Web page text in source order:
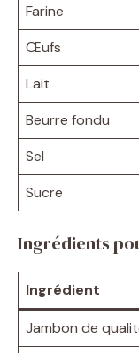
Farine
Œufs
Lait
Beurre fondu
Sel
Sucre
Ingrédients
Ingrédient
Jambon de